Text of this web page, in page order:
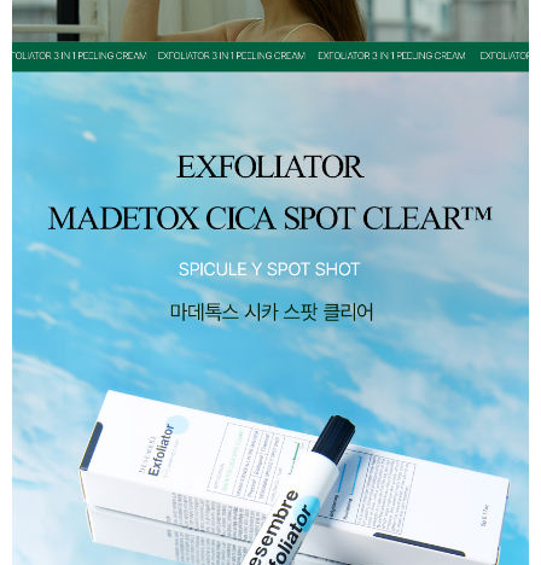
페이코 ID로 페
PAYCO 바로구매